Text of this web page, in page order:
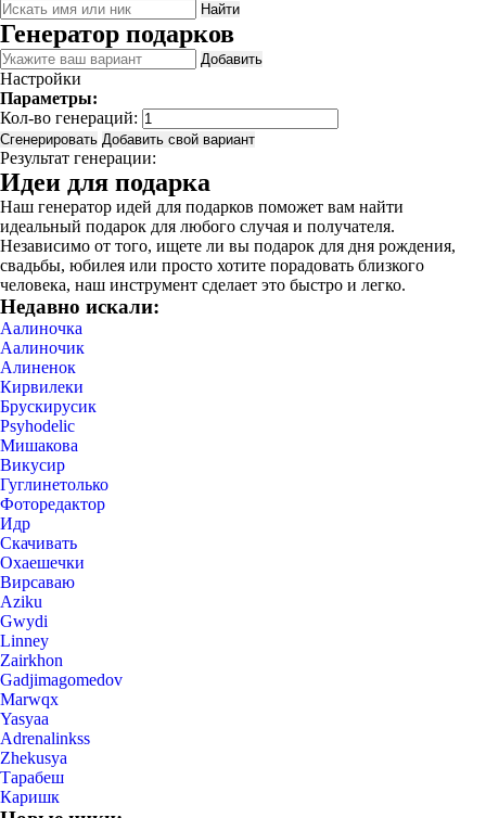
Найти
Генератор подарков
Добавить
Настройки
Параметры:
Кол-во генераций:
Сгенерировать Добавить свой вариант
Результат генерации:
Идеи для подарка
Наш генератор идей для подарков поможет вам найти
идеальный подарок для любого случая и получателя.
Независимо от того, ищете ли вы подарок для дня рождения,
свадьбы, юбилея или просто хотите порадовать близкого
человека, наш инструмент сделает это быстро и легко.
Недавно искали:
Аалиночка
Аалиночик
Алиненок
Кирвилеки
Брускирусик
Psyhodelic
Мишакова
Викусир
Гуглинетолько
Фоторедактор
Идр
Скачивать
Охаешечки
Вирсаваю
Aziku
Gwydi
Linney
Zairkhon
Gadjimagomedov
Marwqx
Yasyaa
Adrenalinkss
Zhekusya
Тарабеш
Каришк